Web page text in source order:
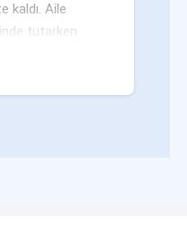
kaldı. Aile
tutarken
bile